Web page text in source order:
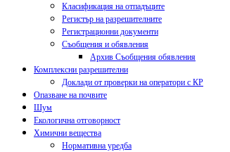
Класификация на отпадъците
Регистър на разрешителните
Регистрационни документи
Съобщения и обявления
Архив Съобщения обявления
Комплексни разрешителни
Доклади от проверки на оператори с КР
Опазване на почвите
Шум
Екологична отговорност
Химични вещества
Нормативна уредба